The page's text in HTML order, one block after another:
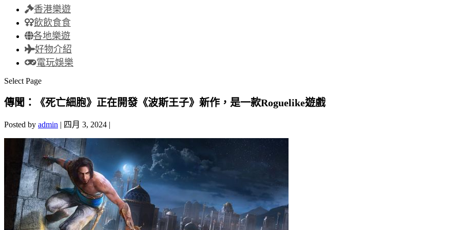
香港樂遊
飲飲食食
各地樂遊
好物介紹
電玩娛樂
Select Page
傳聞：《死亡細胞》正在開發《波斯王子》新作，是一款Roguelike遊戲
Posted by admin | 四月 3, 2024 |